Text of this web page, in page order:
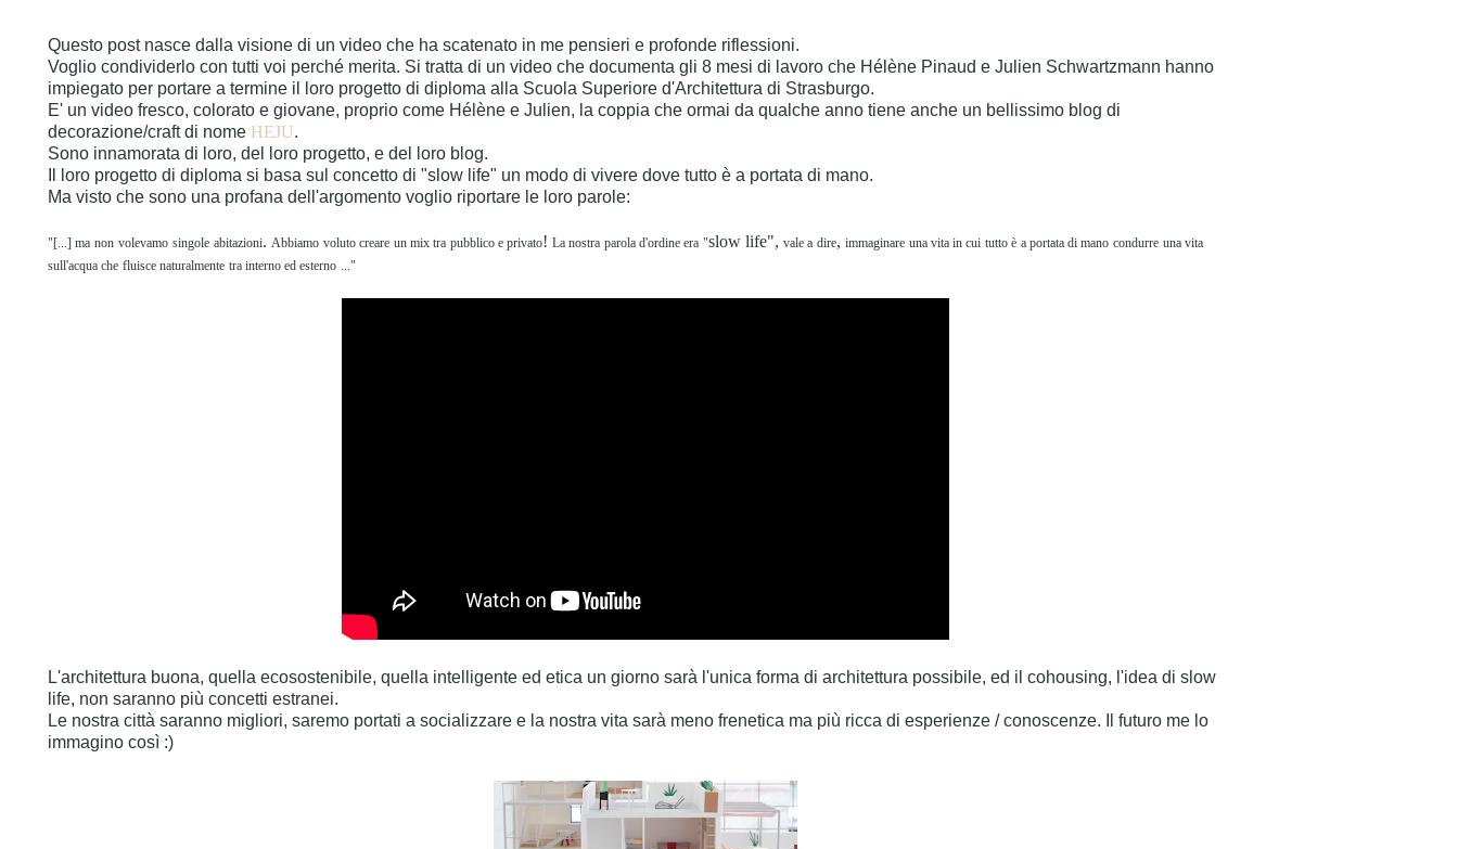
Questo post nasce dalla visione di un video che ha scatenato in me pensieri e profonde riflessioni.
Voglio condividerlo con tutti voi perché merita. Si tratta di un video che documenta gli 8 mesi di lavoro che Hélène Pinaud e Julien Schwartzmann hanno
impiegato per portare a termine il loro progetto di diploma alla Scuola Superiore d'Architettura di Strasburgo.
E' un video fresco, colorato e giovane, proprio come Hélène e Julien, la coppia che ormai da qualche anno tiene anche un bellissimo blog di
decorazione/craft di nome HEJU.
Sono innamorata di loro, del loro progetto, e del loro blog.
Il loro progetto di diploma si basa sul concetto di "slow life" un modo di vivere dove tutto è a portata di mano.
Ma visto che sono una profana dell'argomento voglio riportare le loro parole:
"[...] ma non volevamo singole abitazioni. Abbiamo voluto creare un mix tra pubblico e privato! La nostra parola d'ordine era "slow life", vale a dire, immaginare una vita in cui tutto è a portata di mano condurre una vita
sull'acqua che fluisce naturalmente tra interno ed esterno ..."
L'architettura buona, quella ecosostenibile, quella intelligente ed etica un giorno sarà l'unica forma di architettura possibile, ed il cohousing, l'idea di slow
life, non saranno più concetti estranei.
Le nostra città saranno migliori, saremo portati a socializzare e la nostra vita sarà meno frenetica ma più ricca di esperienze / conoscenze. Il futuro me lo
immagino così :)